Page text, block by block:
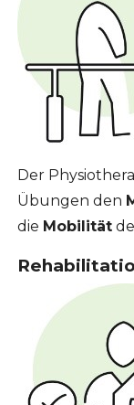
Der
Übungen den
die Mobilität